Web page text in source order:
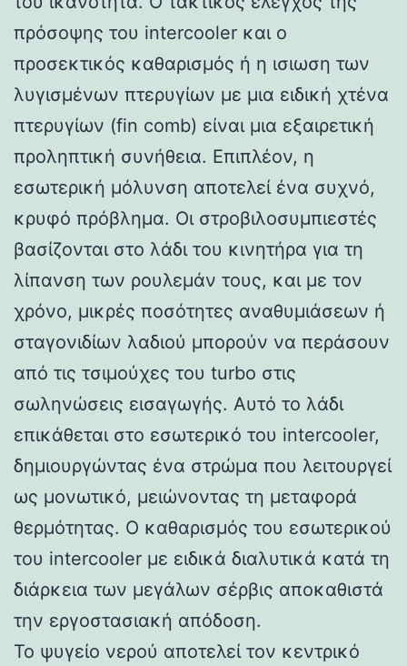
πρόσοψης του intercooler και ο
προσεκτικός καθαρισμός ή η ισιωση των
λυγισμένων πτερυγίων με μια ειδική χτένα
πτερυγίων (fin comb) είναι μια εξαιρετική
προληπτική συνήθεια. Επιπλέον, η
εσωτερική μόλυνση αποτελεί ένα συχνό,
κρυφό πρόβλημα. Οι στροβιλοσυμπιεστές
βασίζονται στο λάδι του κινητήρα για τη
λίπανση των ρουλεμάν τους, και με τον
χρόνο, μικρές ποσότητες αναθυμιάσεων ή
σταγονιδίων λαδιού μπορούν να περάσουν
από τις τσιμούχες του turbo στις
σωληνώσεις εισαγωγής. Αυτό το λάδι
επικάθεται στο εσωτερικό του intercooler,
δημιουργώντας ένα στρώμα που λειτουργεί
ως μονωτικό, μειώνοντας τη μεταφορά
θερμότητας. Ο καθαρισμός του εσωτερικού
του intercooler με ειδικά διαλυτικά κατά τη
διάρκεια των μεγάλων σέρβις αποκαθιστά
την εργοστασιακή απόδοση.
Το ψυγείο νερού αποτελεί τον κεντρικό